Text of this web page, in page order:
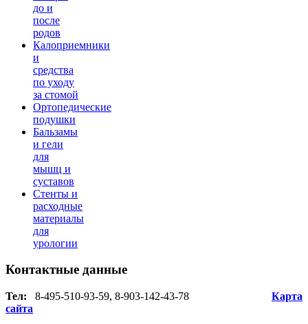
до и
после
родов
Калоприемники
и
средства
по уходу
за стомой
Ортопедические
подушки
Бальзамы
и гели
для
мышц и
суставов
Стенты и
расходные
материалы
для
урологии
Контактные данные
Тел: 8-495-510-93-59, 8-903-142-43-78 Карта
сайта